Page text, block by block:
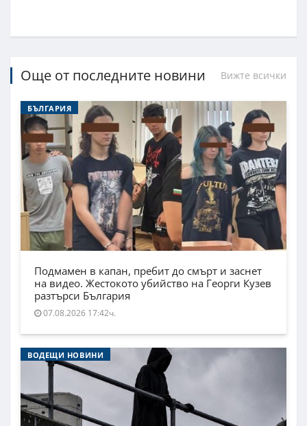
Още от последните новини Вижте всички
БЪЛГАРИЯ
Подмамен в капан, пребит до смърт и заснет
на видео. Жестокото убийство на Георги Кузев
разтърси България
07.08.2026 17:42ч.
ВОДЕЩИ НОВИНИ